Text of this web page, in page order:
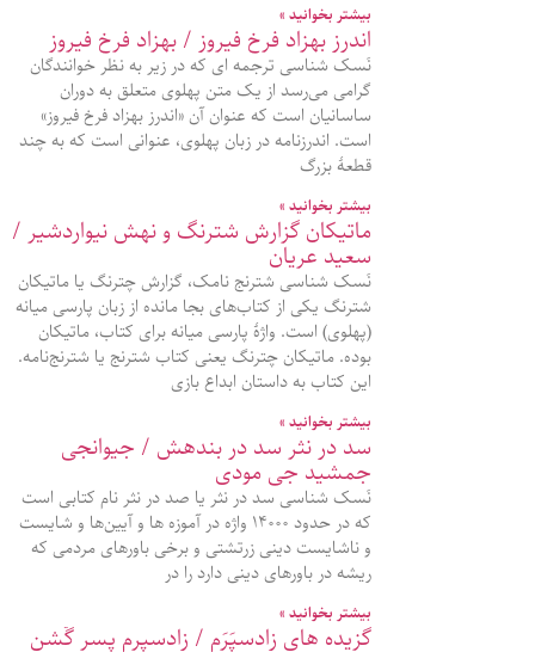
بیشتر بخوانید »
اندرز بهزاد فرخ فیروز / بهزاد فرخ فیروز
نَسک شناسی ترجمه ای که در زیر به نظر خوانندگان
گرامی می‌رسد از یک متن پهلوی متعلق به دوران
ساسانیان است که عنوان آن «اندرز بهزاد فرخ فیروز»
است. اندرزنامه در زبان پهلوی، عنوانی است که به چند
قطعۀ بزرگ
بیشتر بخوانید »
ماتیکان گزارش شترنگ و نهش نیواردشیر /
سعید عریان
نَسک شناسی شترنج نامک، گزارش چترنگ یا ماتیکان
شترنگ یکی از کتاب‌های بجا مانده از زبان پارسی میانه
(پهلوی) است. واژۀ پارسی میانه برای کتاب، ماتیکان
بوده. ماتیکان چترنگ یعنی کتاب شترنج یا شترنج‌نامه.
این کتاب به داستان ابداع بازی
بیشتر بخوانید »
سد در نثر سد در بندهش / جیوانجی
جمشید جی مودی
نَسک شناسی سد در نثر یا صد در نثر نام کتابی است
که در حدود ۱۴۰۰۰ واژه در آموزه‌ ها و آیین‌ها و شایست
و ناشایست دینی زرتشتی و برخی باورهای مردمی که
ریشه در باورهای دینی دارد را در
بیشتر بخوانید »
گزیده‌ های زادسپَرَم / زادسپرم پسر گٌشن‌